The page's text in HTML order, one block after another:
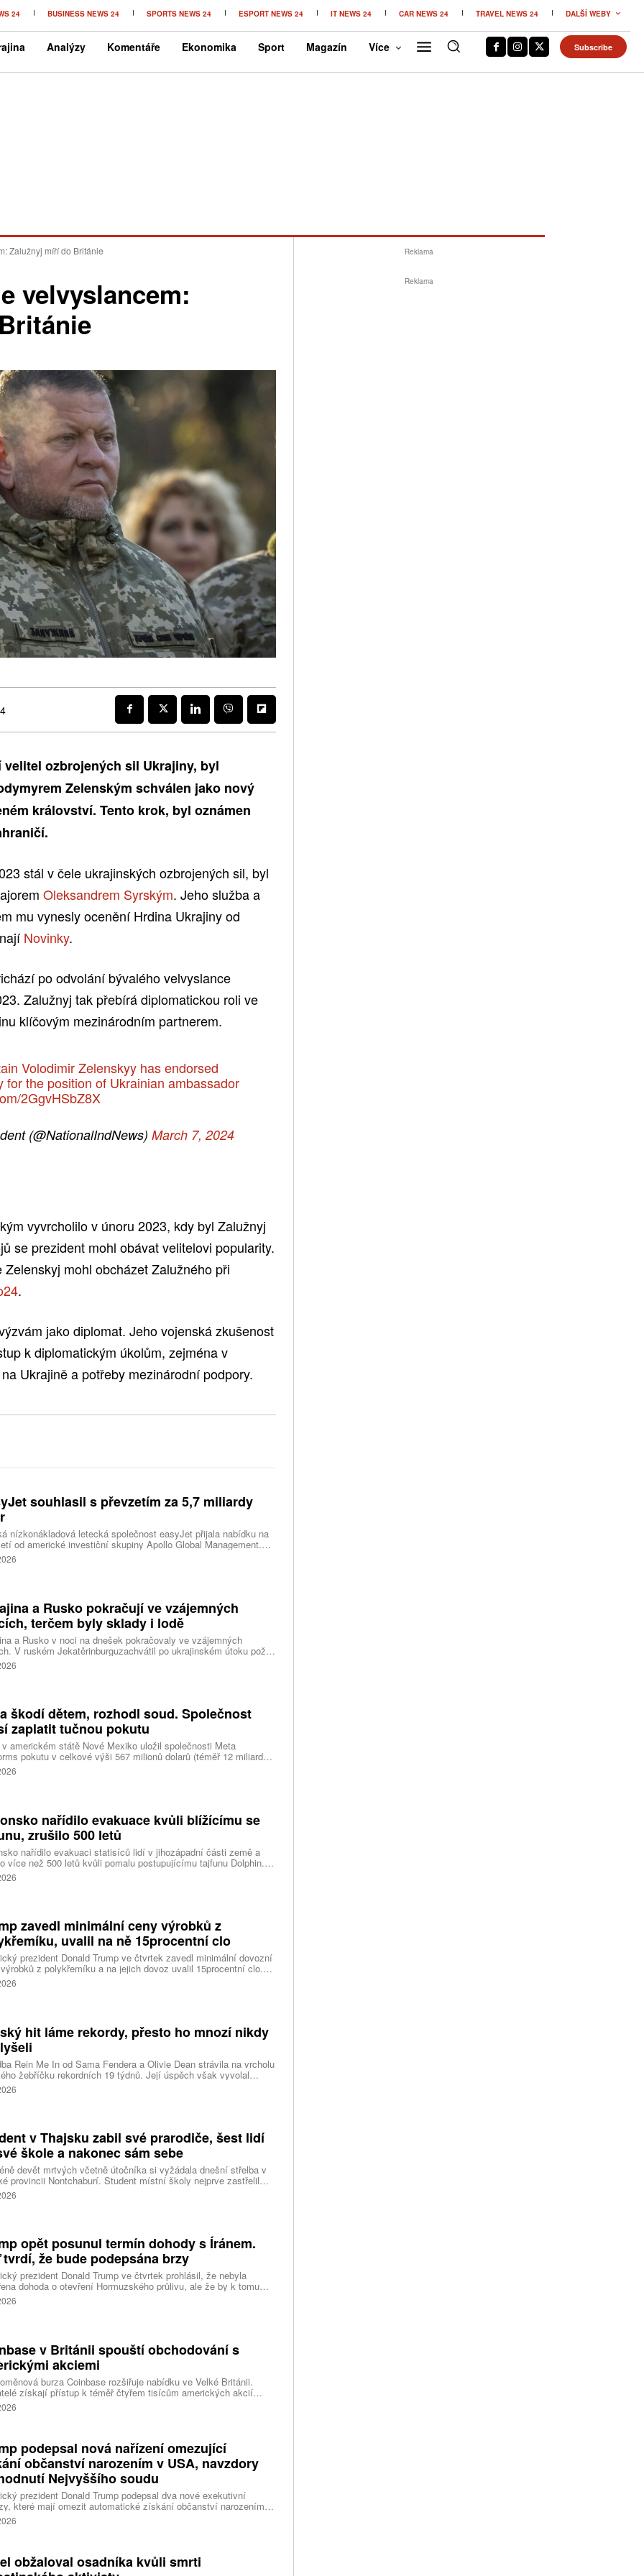
24 BUSINESS NEWS 24 SPORTS NEWS 24 ESPORT NEWS 24 IT NEWS 24 CAR NEWS 24 TRAVEL NEWS 24 DALŠÍ WEBY
Analýzy Komentáře Ekonomika Sport Magazín Více Subscribe
Zalužnyj míří do Británie
velvyslancem:
ozbrojených sil Ukrajiny, byl
Zelenským schválen jako nový
království. Tento krok, byl oznámen
stál v čele ukrajinských ozbrojených sil, byl
Oleksandrem Syrským. Jeho služba a
mu vynesly ocenění Hrdina Ukrajiny od
Novinky.
po odvolání bývalého velvyslance
Zalužnyj tak přebírá diplomatickou roli ve
klíčovým mezinárodním partnerem.
Volodimir Zelenskyy has endorsed
for the position of Ukrainian ambassador
2GgvHSbZ8X
(@NationalIndNews)March 7, 2024
vyvrcholilo v únoru 2023, kdy byl Zalužnyj
se prezident mohl obávat velitelovi popularity.
mohl obcházet Zalužného při
.
jako diplomat. Jeho vojenská zkušenost
k diplomatickým úkolům, zejména v
Ukrajině a potřeby mezinárodní podpory.
souhlasil s převzetím za 5,7 miliardy
nízkonákladová letecká společnost easyJet přijala nabídku na
od americké investiční skupiny Apollo Global Management.
oceňuje aerolinku na 5,7 miliardy liber, tedy přibližně 162
korun.
a Rusko pokračují ve vzájemných
terčem byly sklady i lodě
a Rusko v noci na dnešek pokračovaly ve vzájemných
V ruském Jekatěrinburguzachvátil po ukrajinském útoku požár
centrum ruského internetového prodejce Wildberries.
o tom informovala bez podrobností na síti Telegram.
škodí dětem, rozhodl soud. Společnost
zaplatit tučnou pokutu
americkém státě Nové Mexiko uložil společnosti Meta
pokutu v celkové výši 567 milionů dolarů (téměř 12 miliard
za újmu, kterou její platformy Facebook a Instagram působí
lidem. Firma musí změnit způsob ověřování věku.
nařídilo evakuace kvůli blížícímu se
zrušilo 500 letů
nařídilo evakuaci statisíců lidí v jihozápadní části země a
více než 500 letů kvůli pomalu postupujícímu tajfunu Dolphin.
meteorologů přinese tajfun do oblasti silný vítr, prudký déšť a
vlny, píše agentura Reuters. Dolphin je tajfunem první, tedy
meteorologická agentura (JMA).
zavedl minimální ceny výrobků z
uvalil na ně 15procentní clo
prezident Donald Trump ve čtvrtek zavedl minimální dovozní
z polykřemíku a na jejich dovoz uvalil 15procentní clo.
se používá při výrobě polovodičů a je hlavní složkou
panelů, jeho největším světovým producentem je Čína.
Reuters.
hit láme rekordy, přesto ho mnozí nikdy
Rein Me In od Sama Fendera a Olivie Dean strávila na vrcholu
žebříčku rekordních 19 týdnů. Její úspěch však vyvolal
reakci. Řada lidí tvrdí, že píseň nikdy neslyšela. Hudební
totiž rozdělil do menších skupin, které poslouchají úplně jiné
v Thajsku zabil své prarodiče, šest lidí
škole a nakonec sám sebe
devět mrtvých včetně útočníka si vyžádala dnešní střelba v
provincii Nontchaburí. Student místní školy nejprve zastřelil
svého dědečka oba prarodiče a pak se vydal do školy, kde zabil
a tři žáky, dalších 15 lidí zranil a nakonec spáchal
opět posunul termín dohody s Íránem.
tvrdí, že bude podepsána brzy
prezident Donald Trump ve čtvrtek prohlásil, že nebyla
dohoda o otevření Hormuzského průlivu, ale že by k tomu
dojít brzy. Írán je mezitím nadosah dohody o tranzitu v úžině
která může pro Trumpa představovat problém.
v Británii spouští obchodování s
akciemi
burza Coinbase rozšiřuje nabídku ve Velké Británii.
získají přístup k téměř čtyřem tisícům amerických akcií
v aplikaci, ve které spravují kryptoměny a běžné peníze.
podepsal nová nařízení omezující
občanství narozením v USA, navzdory
Nejvyššího soudu
prezident Donald Trump podepsal dva nové exekutivní
které mají omezit automatické získání občanství narozením
Spojených států. Přichází s nimi jen několik týdnů poté, co
soud odmítl jeho předchozí pokus.
obžaloval osadníka kvůli smrti
Reklama
Reklama